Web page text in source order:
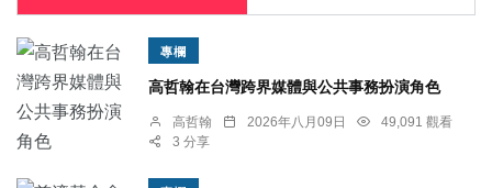
專欄
高哲翰在台灣跨界媒體與公共事務扮演角色
高哲翰 2026年八月09日
49,091 觀看
3 分享